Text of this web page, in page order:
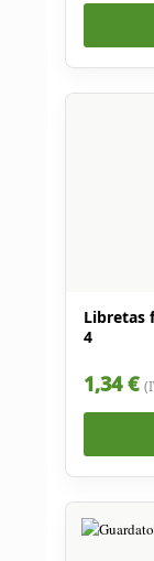
Libretas
4
1,34 €